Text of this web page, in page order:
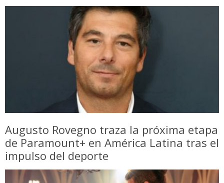
Augusto Rovegno traza la próxima etapa
de Paramount+ en América Latina tras el
impulso del deporte